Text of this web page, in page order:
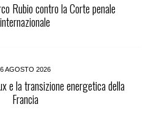
Rubio contro la Corte penale
internazionale
6 AGOSTO 2026
e la transizione energetica della
Francia